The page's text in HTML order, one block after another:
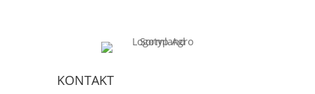
KONTAKT